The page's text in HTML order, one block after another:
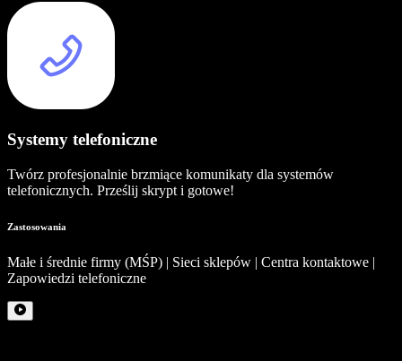
Systemy telefoniczne
Twórz profesjonalnie brzmiące komunikaty dla systemów
telefonicznych. Prześlij skrypt i gotowe!
Zastosowania
Małe i średnie firmy (MŚP) | Sieci sklepów | Centra kontaktowe |
Zapowiedzi telefoniczne